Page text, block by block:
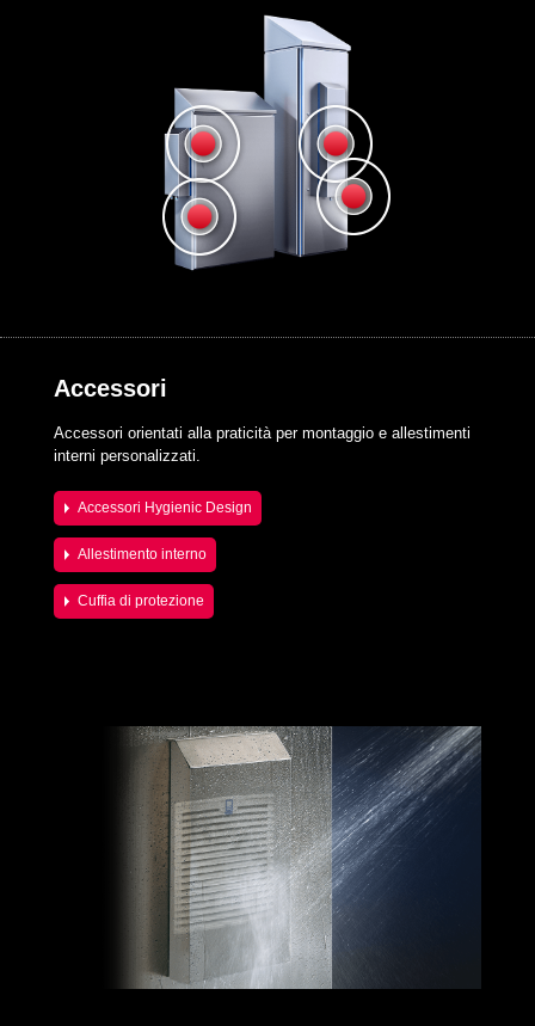
Accessori
Accessori orientati alla praticità per montaggio e allestimenti
interni personalizzati.
Accessori Hygienic Design
Allestimento interno
Cuffia di protezione